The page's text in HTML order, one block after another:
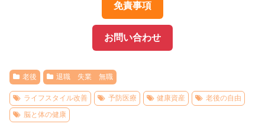
免責事項
お問い合わせ
老後 退職 失業 無職
ライフスタイル改善 予防医療 健康資産
老後の自由
脳と体の健康